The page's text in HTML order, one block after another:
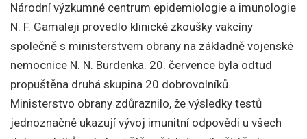
Národní výzkumné centrum epidemiologie a imunologie
N. F. Gamaleji provedlo klinické zkoušky vakcíny
společně s ministerstvem obrany na základně vojenské
nemocnice N. N. Burdenka. 20. července byla odtud
propuštěna druhá skupina 20 dobrovolníků.
Ministerstvo obrany zdůraznilo, že výsledky testů
jednoznačně ukazují vývoj imunitní odpovědi u všech